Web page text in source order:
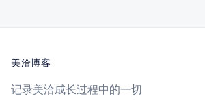
美洽博客
记录美洽成长过程中的一切